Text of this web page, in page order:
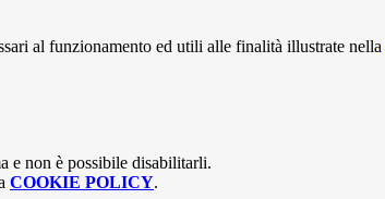
al funzionamento ed utili alle finalità illustrate nella
e non è possibile disabilitarli.
COOKIE POLICY.